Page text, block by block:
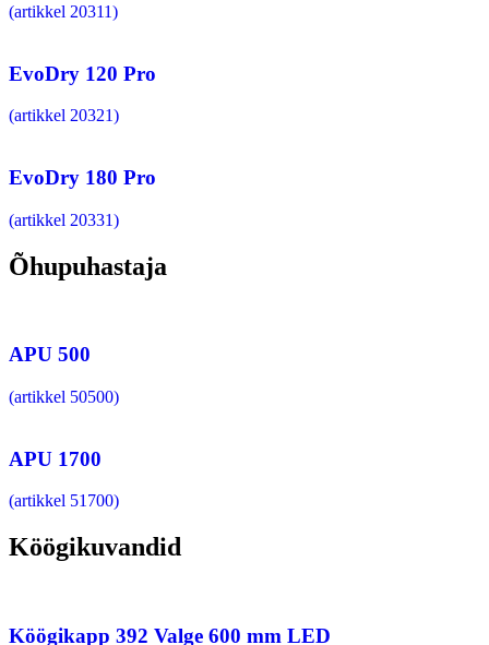
(artikkel 20311)
EvoDry 120 Pro
(artikkel 20321)
EvoDry 180 Pro
(artikkel 20331)
Õhupuhastaja
APU 500
(artikkel 50500)
APU 1700
(artikkel 51700)
Köögikuvandid
Köögikapp 392 Valge 600 mm LED